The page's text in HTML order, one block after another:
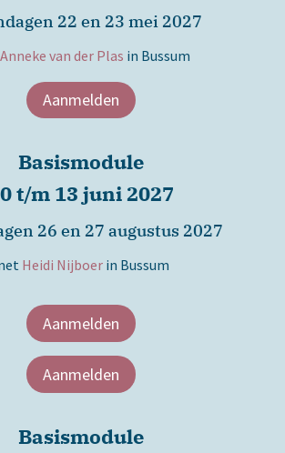
22 en 23 mei 2027
Anneke van der Plas in Bussum
Aanmelden
Basismodule
t/m 13 juni 2027
26 en 27 augustus 2027
Heidi Nijboerin Bussum
Aanmelden
Aanmelden
Basismodule